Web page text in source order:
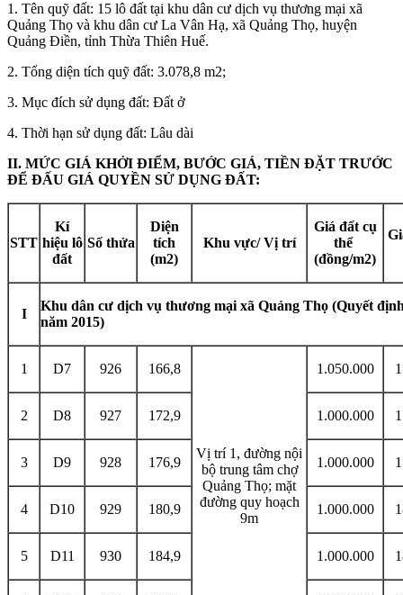
1. Tên quỹ đất: 15 lô đất tại khu dân cư dịch vụ thương mại xã
Quảng Thọ và khu dân cư La Vân Hạ, xã Quảng Thọ, huyện
Quảng Điền, tỉnh Thừa Thiên Huế.
2. Tổng diện tích quỹ đất: 3.078,8 m2;
3. Mục đích sử dụng đất: Đất ở
4. Thời hạn sử dụng đất: Lâu dài
II. MỨC GIÁ KHỞI ĐIỂM, BƯỚC GIÁ, TIỀN ĐẶT TRƯỚC
ĐỂ ĐẤU GIÁ QUYỀN SỬ DỤNG ĐẤT:
STT
Kí
hiệu lô
đất
Số thửa
Diện
tích
(m2)
Khu vực/ Vị trí
Giá đất cụ
thể
(đồng/m2)
I
Khu dân cư dịch vụ thương mại xã Quảng Thọ (Quyết
năm 2015)
1 D7 926 166,8
Vị trí 1, đường nội
bộ trung tâm chợ
Quảng Thọ; mặt
đường quy hoạch
9m
1.050.000
2 D8 927 172,9 1.000.000
3 D9 928 176,9 1.000.000
4 D10 929 180,9 1.000.000
5 D11 930 184,9 1.000.000